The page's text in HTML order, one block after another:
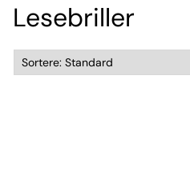
Lesebriller